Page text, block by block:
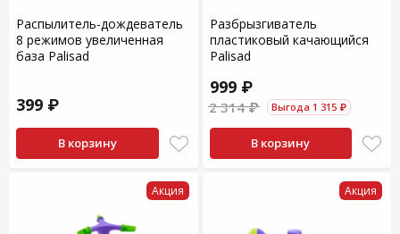
Распылитель-дождеватель
8 режимов увеличенная
база Palisad
399 ₽
В корзину
Разбрызгиватель
пластиковый качающийся
Palisad
999 ₽
2 314 ₽ Выгода 1 315 ₽
В корзину
Акция Акция